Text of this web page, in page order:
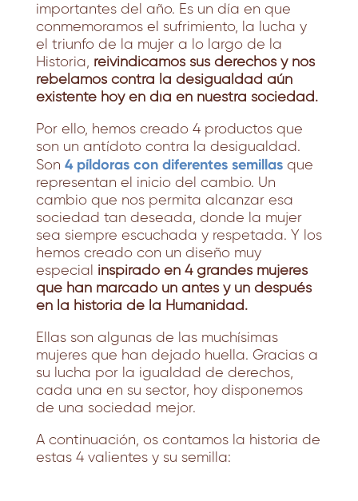
importantes del año. Es un día en que
conmemoramos el sufrimiento, la lucha y
el triunfo de la mujer a lo largo de la
Historia, reivindicamos sus derechos y nos
rebelamos contra la desigualdad aún
existente hoy en día en nuestra sociedad.
Por ello, hemos creado 4 productos que
son un antídoto contra la desigualdad.
Son 4 píldoras con diferentes semillasque
representan el inicio del cambio. Un
cambio que nos permita alcanzar esa
sociedad tan deseada, donde la mujer
sea siempre escuchada y respetada. Y los
hemos creado con un diseño muy
especial inspirado en 4 grandes mujeres
que han marcado un antes y un después
en la historia de la Humanidad.
Ellas son algunas de las muchísimas
mujeres que han dejado huella. Gracias a
su lucha por la igualdad de derechos,
cada una en su sector, hoy disponemos
de una sociedad mejor.
A continuación, os contamos la historia de
estas 4 valientes y su semilla: